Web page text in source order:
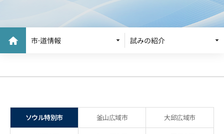
市·道情報市·道情報 試みの紹介
ソウル特別市 釜山広域市 大邱広域市